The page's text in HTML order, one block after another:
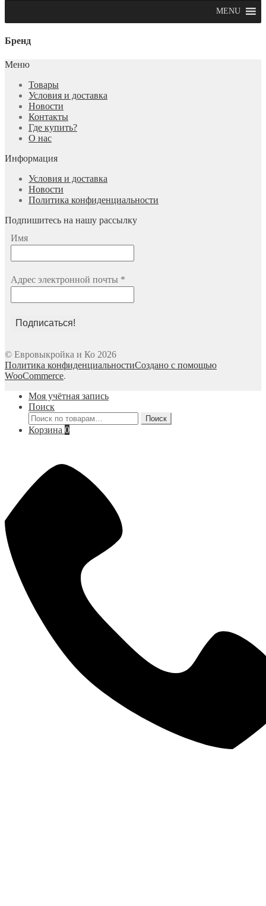
MENU
Бренд
Меню
Товары
Условия и доставка
Новости
Контакты
Где купить?
О нас
Информация
Условия и доставка
Новости
Политика конфиденциальности
Подпишитесь на нашу рассылку
Имя
Адрес электронной почты *
© Евровыкройка и Ко 2026
Политика конфиденциальностиСоздано с помощью
WooCommerce.
Моя учётная запись
Поиск
Искать:
Поиск
Корзина 0